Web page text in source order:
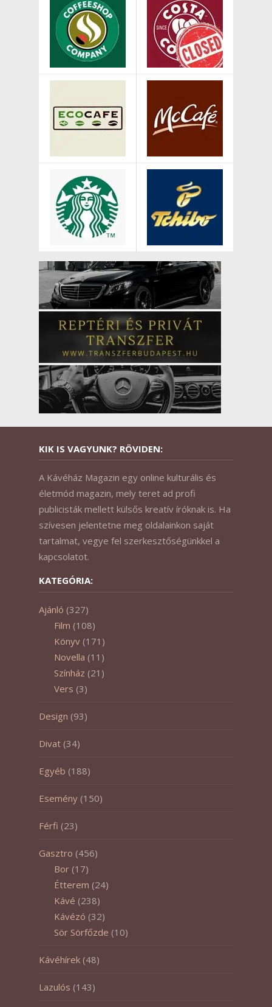
KIK IS VAGYUNK? RÖVIDEN:
A Kávéház Magazin egy online kulturális és
életmód magazin, mely teret ad profi
publicisták mellett külsős kreatív íróknak is. Ha
szívesen jelentetne meg oldalainkon saját
tartalmat, vegye fel szerkesztőségünkkel a
kapcsolatot.
KATEGÓRIA:
Ajánló (327)
Film (108)
Könyv (171)
Novella (11)
Színház (21)
Vers (3)
Design (93)
Divat (34)
Egyéb (188)
Esemény (150)
Férfi (23)
Gasztro (456)
Bor (17)
Étterem (24)
Kávé (238)
Kávézó (32)
Sör Sörfőzde (10)
Kávéhírek (48)
Lazulós (143)